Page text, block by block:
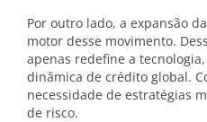
Por outro lado, a expansão
motor desse movimento.
apenas redefine a
dinâmica de crédito global.
necessidade de estratégias
de risco.